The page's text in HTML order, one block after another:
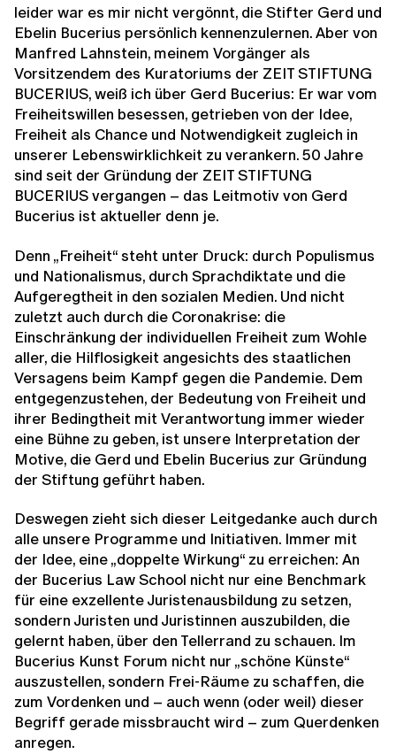
leider war es mir nicht vergönnt, die Stifter Gerd und
Ebelin Bucerius persönlich kennenzulernen. Aber von
Manfred Lahnstein, meinem Vorgänger als
Vorsitzendem des Kuratoriums der ZEIT STIFTUNG
BUCERIUS, weiß ich über Gerd Bucerius: Er war vom
Freiheitswillen besessen, getrieben von der Idee,
Freiheit als Chance und Notwendigkeit zugleich in
unserer Lebenswirklichkeit zu verankern. 50 Jahre
sind seit der Gründung der ZEIT STIFTUNG
BUCERIUS vergangen – das Leitmotiv von Gerd
Bucerius ist aktueller denn je.
Denn „Freiheit“ steht unter Druck: durch Populismus
und Nationalismus, durch Sprachdiktate und die
Aufgeregtheit in den sozialen Medien. Und nicht
zuletzt auch durch die Coronakrise: die
Einschränkung der individuellen Freiheit zum Wohle
aller, die Hilflosigkeit angesichts des staatlichen
Versagens beim Kampf gegen die Pandemie. Dem
entgegenzustehen, der Bedeutung von Freiheit und
ihrer Bedingtheit mit Verantwortung immer wieder
eine Bühne zu geben, ist unsere Interpretation der
Motive, die Gerd und Ebelin Bucerius zur Gründung
der Stiftung geführt haben.
Deswegen zieht sich dieser Leitgedanke auch durch
alle unsere Programme und Initiativen. Immer mit
der Idee, eine „doppelte Wirkung“ zu erreichen: An
der Bucerius Law School nicht nur eine Benchmark
für eine exzellente Juristenausbildung zu setzen,
sondern Juristen und Juristinnen auszubilden, die
gelernt haben, über den Tellerrand zu schauen. Im
Bucerius Kunst Forum nicht nur „schöne Künste“
auszustellen, sondern Frei-Räume zu schaffen, die
zum Vordenken und – auch wenn (oder weil) dieser
Begriff gerade missbraucht wird – zum Querdenken
anregen.